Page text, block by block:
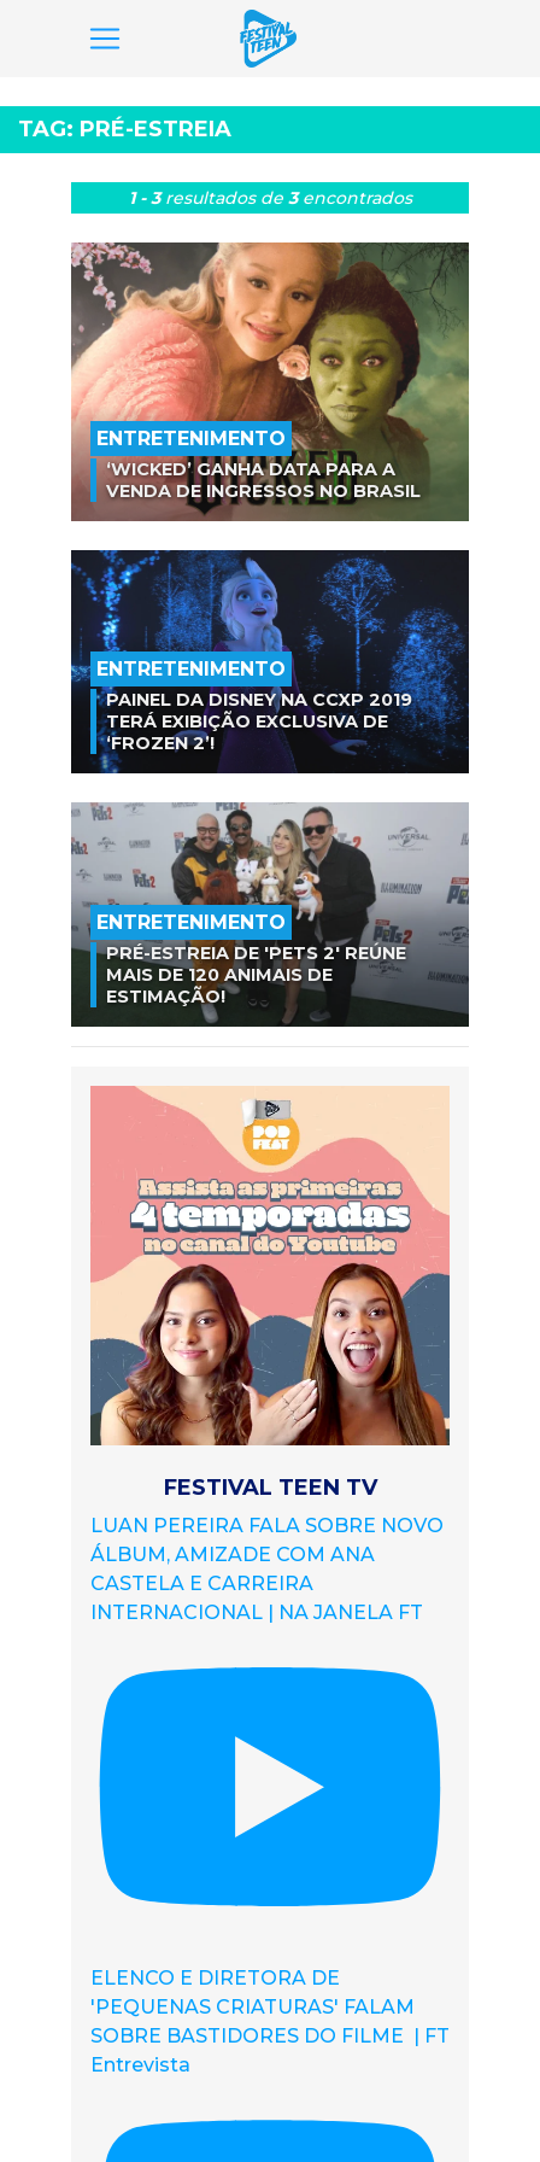
para
o
conteúdo
TAG: PRÉ-ESTREIA
1 - 3resultados de 3encontrados
ENTRETENIMENTO
‘WICKED’ GANHA DATA PARA A
VENDA DE INGRESSOS NO BRASIL
ENTRETENIMENTO
PAINEL DA DISNEY NA CCXP 2019
TERÁ EXIBIÇÃO EXCLUSIVA DE
‘FROZEN 2’!
ENTRETENIMENTO
PRÉ-ESTREIA DE 'PETS 2' REÚNE
MAIS DE 120 ANIMAIS DE
ESTIMAÇÃO!
FESTIVAL TEEN TV
LUAN PEREIRA FALA SOBRE NOVO
ÁLBUM, AMIZADE COM ANA
CASTELA E CARREIRA
INTERNACIONAL | NA JANELA FT
ELENCO E DIRETORA DE
'PEQUENAS CRIATURAS' FALAM
SOBRE BASTIDORES DO FILME | FT
Entrevista